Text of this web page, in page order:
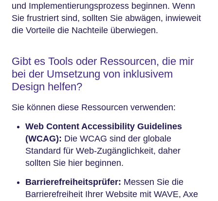
und Implementierungsprozess beginnen. Wenn
Sie frustriert sind, sollten Sie abwägen, inwieweit
die Vorteile die Nachteile überwiegen.
Gibt es Tools oder Ressourcen, die mir
bei der Umsetzung von inklusivem
Design helfen?
Sie können diese Ressourcen verwenden:
Web Content Accessibility Guidelines
(WCAG): Die WCAG sind der globale
Standard für Web-Zugänglichkeit, daher
sollten Sie hier beginnen.
Barrierefreiheitsprüfer: Messen Sie die
Barrierefreiheit Ihrer Website mit WAVE, Axe